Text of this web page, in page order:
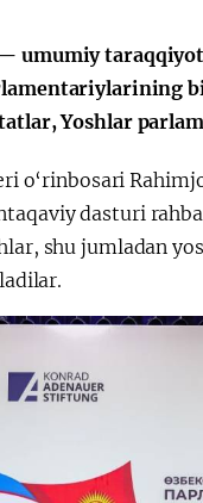
umumiy
Yoshlar
o‘rinbosari
dasturi
shu jumladan